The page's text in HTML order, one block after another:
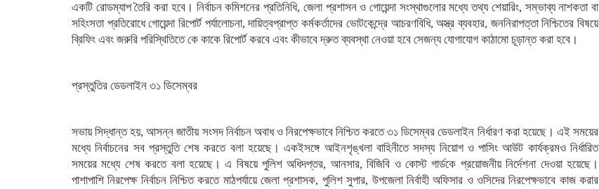
একটি রোডম্যাপ তৈরি করা হবে। নির্বাচন কমিশনের প্রতিনিধি, জেলা প্রশাসন ও গোয়েন্দা সংস্থাগুলোর মধ্যে তথ্য শেয়ারিং, সম্ভাব্য নাশকতা বা
সহিংসতা প্রতিরোধে গোয়েন্দা রিপোর্ট পর্যালোচনা, দায়িত্বপ্রাপ্ত কর্মকর্তাদের ভোটকেন্দ্রে আচরণবিধি, অস্ত্র ব্যবহার, জননিরাপত্তা নিশ্চিতের বিষয়ে
ব্রিফিং এবং জরুরি পরিস্থিতিতে কে কাকে রিপোর্ট করবে এবং কীভাবে দ্রুত ব্যবস্থা নেওয়া হবে সেজন্য যোগাযোগ কাঠামো চূড়ান্ত করা হবে।
প্রস্তুতির ডেডলাইন ৩১ ডিসেম্বর
সভায় সিদ্ধান্ত হয়, আসন্ন জাতীয় সংসদ নির্বাচন অবাধ ও নিরপেক্ষভাবে নিশ্চিত করতে ৩১ ডিসেম্বর ডেডলাইন নির্ধারণ করা হয়েছে। এই সময়ের
মধ্যে নির্বাচনের সব প্রস্তুতি শেষ করতে বলা হয়েছে। একইসঙ্গে আইনশৃঙ্খলা বাহিনীতে সদস্য নিয়োগ ও পাসিং আউট কার্যক্রমও নির্ধারিত
সময়ের মধ্যে শেষ করতে বলা হয়েছে। এ বিষয়ে পুলিশ অধিদপ্তর, আনসার, বিজিবি ও কোস্ট গার্ডকে প্রয়োজনীয় নির্দেশনা দেওয়া হয়েছে।
পাশাপাশি নিরপেক্ষ নির্বাচন নিশ্চিত করতে মাঠপর্যায়ে জেলা প্রশাসক, পুলিশ সুপার, উপজেলা নির্বাহী অফিসার ও ওসিদের নিরপেক্ষভাবে কাজ করার